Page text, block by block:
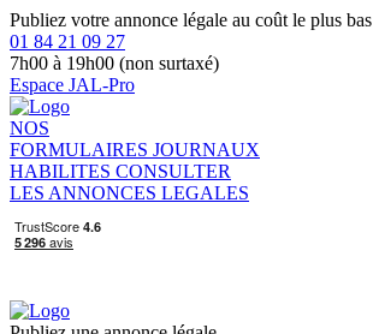
Publiez votre annonce légale au coût le plus bas
01 84 21 09 27
7h00 à 19h00 (non surtaxé)
Espace JAL-Pro
NOS
FORMULAIRES JOURNAUX
HABILITES CONSULTER
LES ANNONCES LEGALES